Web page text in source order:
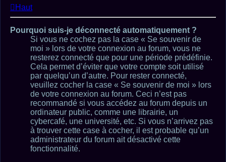
Haut
Pourquoi suis-je déconnecté automatiquement ?
Si vous ne cochez pas la case « Se souvenir de
moi » lors de votre connexion au forum, vous ne
resterez connecté que pour une période prédéfinie.
Cela permet d’éviter que votre compte soit utilisé
par quelqu’un d’autre. Pour rester connecté,
veuillez cocher la case « Se souvenir de moi » lors
de votre connexion au forum. Ceci n’est pas
recommandé si vous accédez au forum depuis un
ordinateur public, comme une librairie, un
cybercafé, une université, etc. Si vous n’arrivez pas
à trouver cette case à cocher, il est probable qu’un
administrateur du forum ait désactivé cette
fonctionnalité.